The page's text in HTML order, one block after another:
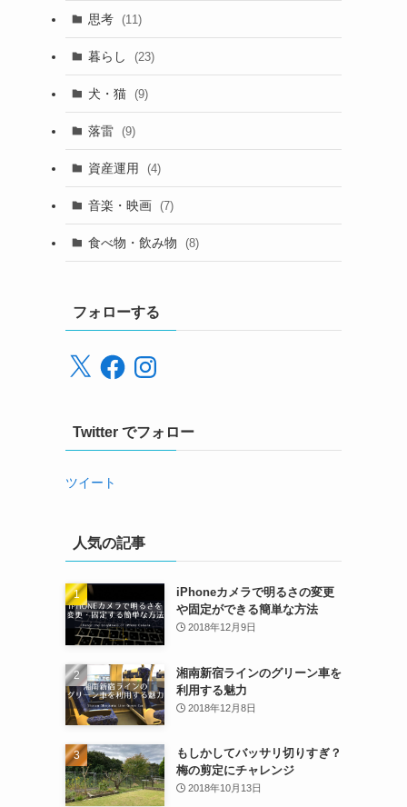
思考 (11)
暮らし (23)
犬・猫 (9)
落雷 (9)
資産運用 (4)
音楽・映画 (7)
食べ物・飲み物 (8)
フォローする
X FacebookInstagram
Twitter でフォロー
ツイート
人気の記事
iPhoneカメラで明るさの変更
や固定ができる簡単な方法
2018年12月9日
湘南新宿ラインのグリーン車を
利用する魅力
2018年12月8日
もしかしてバッサリ切りすぎ？
梅の剪定にチャレンジ
2018年10月13日